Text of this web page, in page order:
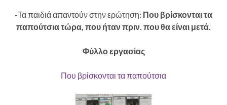
-Τα παιδιά απαντούν στην ερώτηση: Που βρίσκονται τα
παπούτσια τώρα, που ήταν πριν. που θα είναι μετά.
Φύλλο εργασίας
Που βρίσκονται τα παπούτσια